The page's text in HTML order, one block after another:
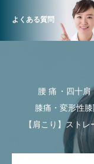
よくある質問
腰 痛 四十肩
膝痛・変形性
【肩こり】ストレ